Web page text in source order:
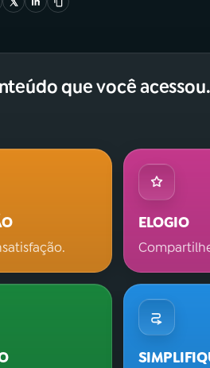
que você acessou.
ELOGIO